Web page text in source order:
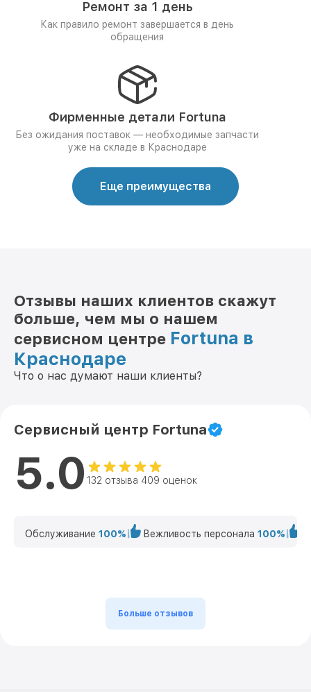
Ремонт за 1 день
Как правило ремонт завершается в день
обращения
Фирменные детали Fortuna
Без ожидания поставок — необходимые запчасти
уже на складе в Краснодаре
Еще преимущества
Отзывы наших клиентов скажут
больше, чем мы о нашем
сервисном центре Fortuna в
Краснодаре
Что о нас думают наши клиенты?
Сервисный центр Fortuna
5.0 132 отзыва 409 оценок
Обслуживание 100% Вежливость персонала 100%
Больше отзывов